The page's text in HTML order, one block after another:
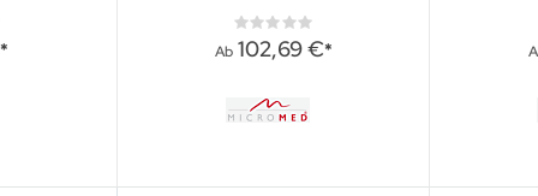
Rating:
0%
Ab 102,69 €